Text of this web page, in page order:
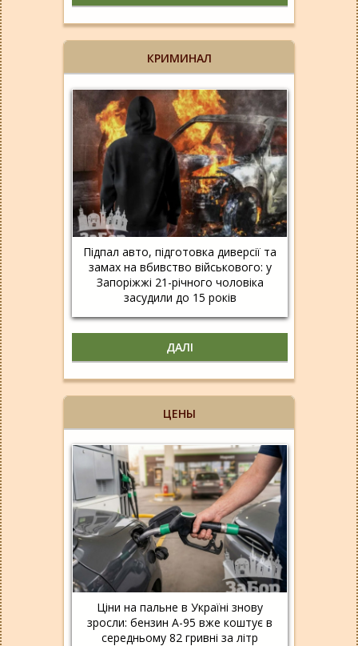
КРИМИНАЛ
Підпал авто, підготовка диверсії та
замах на вбивство військового: у
Запоріжжі 21-річного чоловіка
засудили до 15 років
ДАЛІ
ЦЕНЫ
Ціни на пальне в Україні знову
зросли: бензин А-95 вже коштує в
середньому 82 гривні за літр